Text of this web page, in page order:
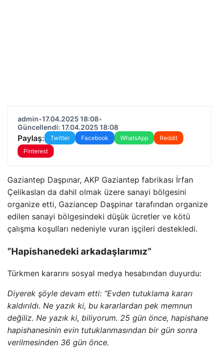
admin•17.04.2025 18:08•
Güncellendi: 17.04.2025 18:08
Paylaş: Twitter Facebook WhatsApp
Reddit
Pinterest
Gaziantep Daşpınar, AKP Gaziantep fabrikası İrfan
Çelikaslan da dahil olmak üzere sanayi bölgesini
organize etti, Gaziancep Daşpinar tarafından organize
edilen sanayi bölgesindeki düşük ücretler ve kötü
çalışma koşulları nedeniyle vuran işçileri destekledi.
“Hapishanedeki arkadaşlarımız”
Türkmen kararını sosyal medya hesabından duyurdu:
Diyerek şöyle devam etti: “Evden tutuklama kararı
kaldırıldı. Ne yazık ki, bu kararlardan pek memnun
değiliz. Ne yazık ki, biliyorum. 25 gün önce, hapishane
hapishanesinin evin tutuklanmasından bir gün sonra
verilmesinden 36 gün önce.